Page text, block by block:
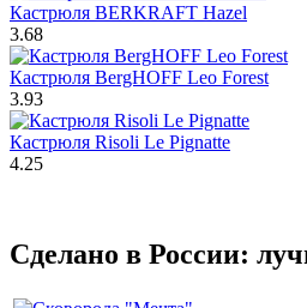
Кастрюля BERKRAFT Hazel
3.68
Кастрюля BergHOFF Leo Forest
3.93
Кастрюля Risoli Le Pignatte
4.25
Сделано в России: